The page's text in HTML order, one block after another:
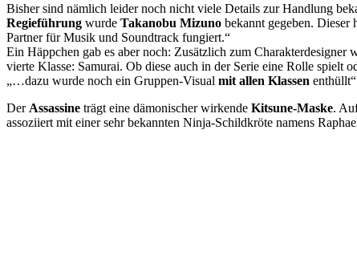
Bisher sind nämlich leider noch nicht viele Details zur Handlung
Regieführung wurde Takanobu Mizuno bekannt gegeben. Dieser
Partner für Musik und Soundtrack fungiert.“
Ein Häppchen gab es aber noch: Zusätzlich zum Charakterdesigner
vierte Klasse: Samurai. Ob diese auch in der Serie eine Rolle spielt
„…dazu wurde noch ein Gruppen-Visual mit allen Klassen
Der Assassine trägt eine dämonischer wirkende Kitsune-Maske.
assoziiert mit einer sehr bekannten Ninja-Schildkröte namens